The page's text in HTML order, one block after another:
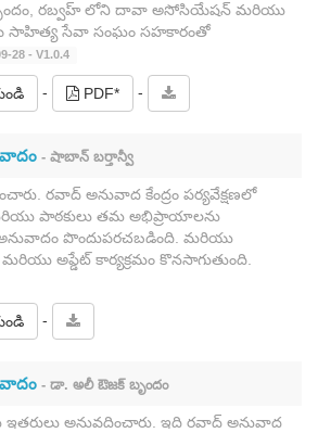
రబ్వహ్ లోని దావా అసోసియేషన్ మరియు
సేవా సంఘం సహకారంతో
28 - V1.0.4
- PDF* -
- షాబాన్ బర్తాన్వీ
రవాద్ అనువాద కేంద్రం పర్యవేక్షణలో
పాఠకులు తమ అభిప్రాయాలను
పొందుపరచబడింది. మరియు
అప్డేట్ కార్యక్రమం కొనసాగుతుంది.
-
- డా. అలీ ఔజక్ బృందం
అనువదించారు. ఇది రవాద్ అనువాద